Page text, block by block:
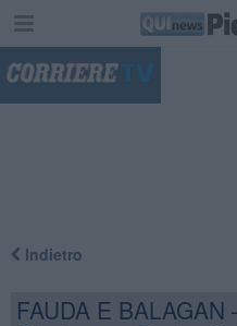
Indietro
FAUDA E